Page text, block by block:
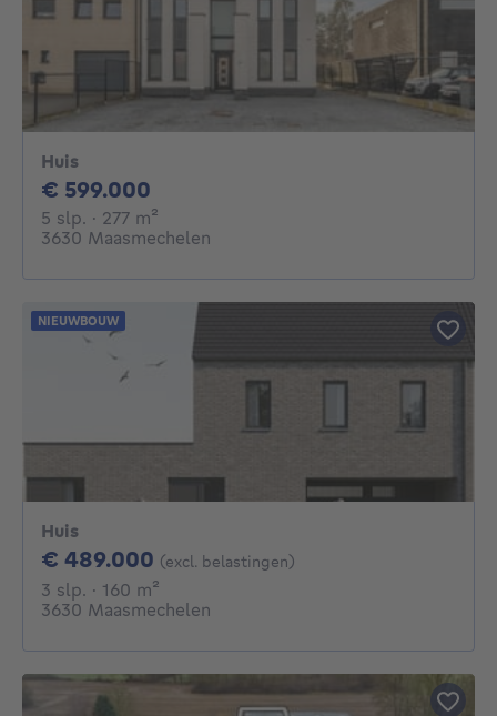
Huis
€ 599.000
5 slp. 5 slaapkamers
· 277 m²
3630 Maasmechelen
Huis
€ 489.000 489000€
(excl. belastingen)
3 slp. 3 slaapkamers
· 160 m²
3630 Maasmechelen
NIEUWBOUW